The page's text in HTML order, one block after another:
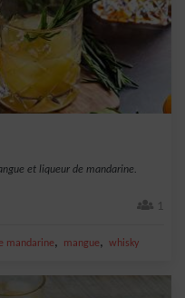
et liqueur de mandarine.
1
mandarine, mangue, whisky